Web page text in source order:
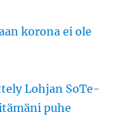
korona ei ole
Lohjan SoTe-
puhe